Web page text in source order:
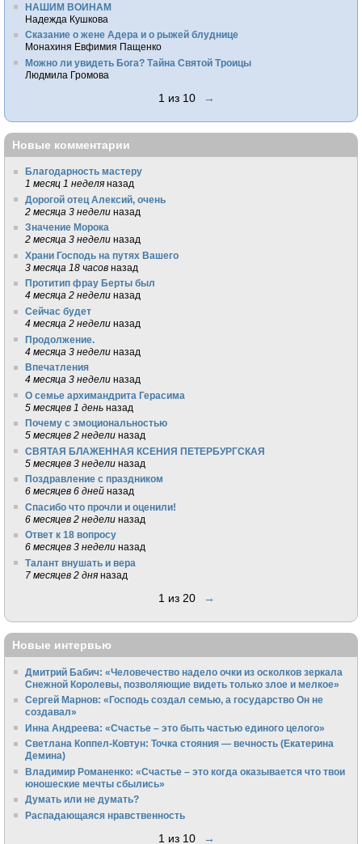
НАШИМ ВОИНАМ
Надежда Кушкова
Сказание о жене Адера и о рыжей блуднице
Монахиня Евфимия Пащенко
Можно ли увидеть Бога? Тайна Святой Троицы
Людмила Громова
1 из 10 →
Новые комментарии
Благодарность мастеру
1 месяц 1 неделя назад
Дорогой отец Алексий, очень
2 месяца 3 недели назад
Значение Морока
2 месяца 3 недели назад
Храни Господь на путях Вашего
3 месяца 18 часов назад
Протитип фрау Берты был
4 месяца 2 недели назад
Сейчас будет
4 месяца 2 недели назад
Продолжение.
4 месяца 3 недели назад
Впечатления
4 месяца 3 недели назад
О семье архимандрита Герасима
5 месяцев 1 день назад
Почему с эмоциональностью
5 месяцев 2 недели назад
СВЯТАЯ БЛАЖЕННАЯ КСЕНИЯ ПЕТЕРБУРГСКАЯ
5 месяцев 3 недели назад
Поздравление с праздником
6 месяцев 6 дней назад
Спасибо что прочли и оценили!
6 месяцев 2 недели назад
Ответ к 18 вопросу
6 месяцев 3 недели назад
Талант внушать и вера
7 месяцев 2 дня назад
1 из 20 →
Новые интервью
Дмитрий Бабич: «Человечество надело очки из осколков зеркала
Снежной Королевы, позволяющие видеть только злое и мелкое»
Сергей Марнов: «Господь создал семью, а государство Он не
создавал»
Инна Андреева: «Счастье – это быть частью единого целого»
Светлана Коппел-Ковтун: Точка стояния — вечность (Екатерина
Демина)
Владимир Романенко: «Счастье – это когда оказывается что твои
юношеские мечты сбылись»
Думать или не думать?
Распадающаяся нравственность
1 из 10 →